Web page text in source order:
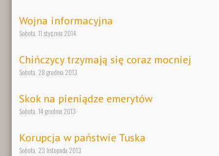
Wojna informacyjna
Sobota, 11 stycznia 2014
Chińczycy trzymają się coraz mocniej
Sobota, 28 grudnia 2013
Skok na pieniądze emerytów
Sobota, 14 grudnia 2013
Korupcja w państwie Tuska
Sobota, 23 listopada 2013